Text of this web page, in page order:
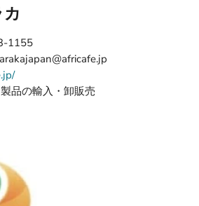
1155
品の輸入・卸販売